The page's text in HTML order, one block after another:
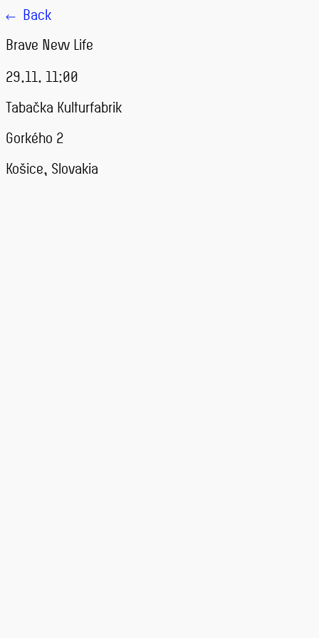
Back
Brave New Life
29.11. 11:00
Tabačka Kulturfabrik
Gorkého 2
Košice, Slovakia